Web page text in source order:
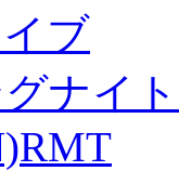
ブ
ナイ